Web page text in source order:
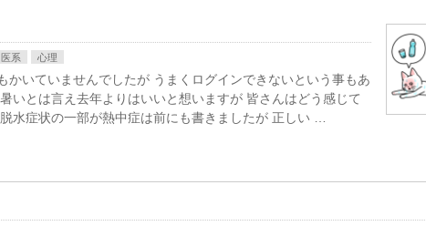
医系 心理
かいていませんでしたが うまくログインできないという事もあ
いとは言え去年よりはいいと想いますが 皆さんはどう感じて
水症状の一部が熱中症は前にも書きましたが 正しい …